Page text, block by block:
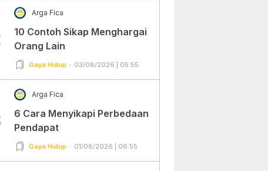
Arga Fica
10 Contoh Sikap Menghargai
Orang Lain
Gaya Hidup 03/08/2026 | 05:55
Arga Fica
6 Cara Menyikapi Perbedaan
Pendapat
Gaya Hidup 01/08/2026 | 06:55